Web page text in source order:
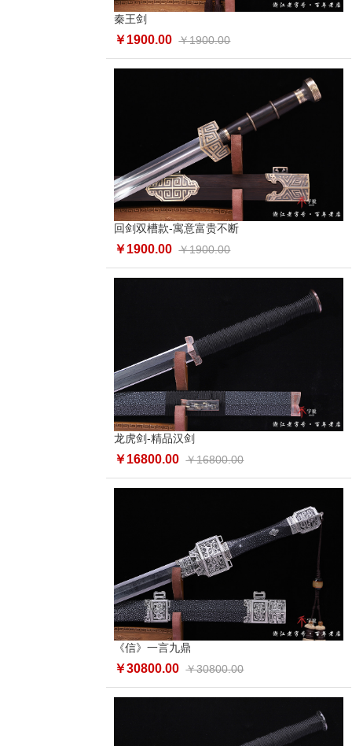
秦王剑
￥1900.00 ￥1900.00
回剑双槽款-寓意富贵不断
￥1900.00 ￥1900.00
龙虎剑-精品汉剑
￥16800.00 ￥16800.00
《信》一言九鼎
￥30800.00 ￥30800.00